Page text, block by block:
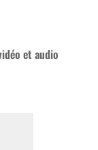
et audio